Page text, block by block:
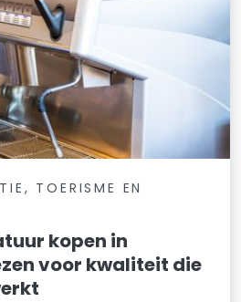
TOERISME EN
kopen in
voor kwaliteit die